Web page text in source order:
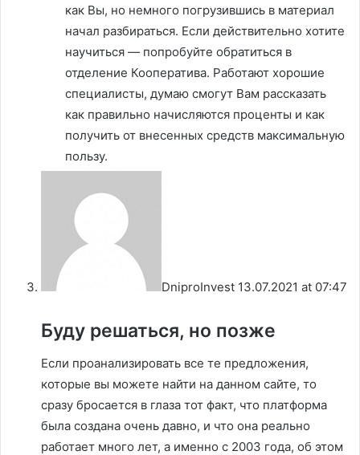
как Вы, но немного погрузившись в материал
начал разбираться. Если действительно хотите
научиться — попробуйте обратиться в
отделение Кооператива. Работают хорошие
специалисты, думаю смогут Вам рассказать
как правильно начисляются проценты и как
получить от внесенных средств максимальную
пользу.
DniproInvest 13.07.2021 at 07:47
Буду решаться, но позже
Если проанализировать все те предложения,
которые вы можете найти на данном сайте, то
сразу бросается в глаза тот факт, что платформа
была создана очень давно, и что она реально
работает много лет, а именно с 2003 года, об этом